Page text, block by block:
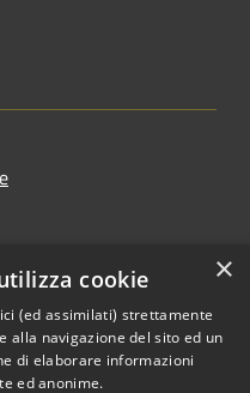
×
cookie
(ed assimilati) strettamente
alla navigazione del sito ed un
di elaborare informazioni
ed anonime.